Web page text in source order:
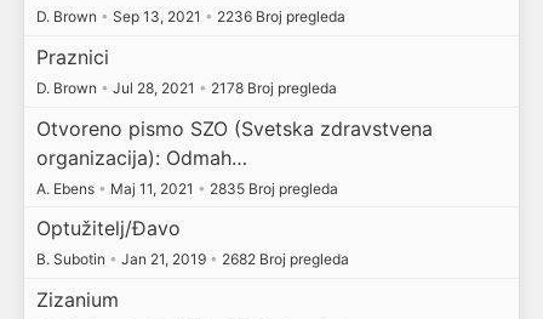
D. Brown • Sep 13, 2021 • 2236 Broj pregleda
Praznici
D. Brown • Jul 28, 2021 • 2178 Broj pregleda
Otvoreno pismo SZO (Svetska zdravstvena
organizacija): Odmah…
A. Ebens • Maj 11, 2021 • 2835 Broj pregleda
Optužitelj/Đavo
B. Subotin • Jan 21, 2019 • 2682 Broj pregleda
Zizanium